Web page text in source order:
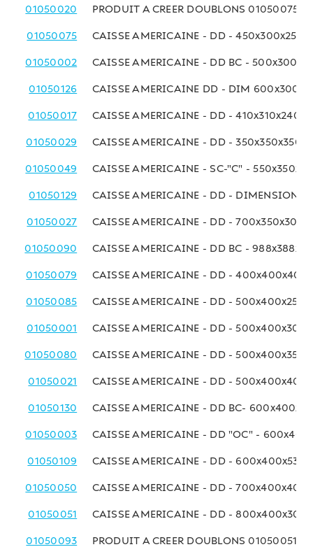
01050020 PRODUIT A CREER DOUBLONS 01050075
01050075 CAISSE AMERICAINE - DD - 450x300x250
01050002 CAISSE AMERICAINE - DD BC -
01050126 CAISSE AMERICAINE DD - DIM
01050017 CAISSE AMERICAINE - DD - 410x310x240
01050029 CAISSE AMERICAINE - DD - 350x350x350
01050049 CAISSE AMERICAINE - SC-"C" -
01050129 CAISSE AMERICAINE - DD - DIMENSIONS
01050027 CAISSE AMERICAINE - DD - 700x350x300
01050090 CAISSE AMERICAINE - DD BC -
01050079 CAISSE AMERICAINE - DD - 400x400x400
01050085 CAISSE AMERICAINE - DD - 500x400x250
01050001 CAISSE AMERICAINE - DD - 500x400x300
01050080 CAISSE AMERICAINE - DD - 500x400x350
01050021 CAISSE AMERICAINE - DD - 500x400x400
01050130 CAISSE AMERICAINE - DD BC-
01050003 CAISSE AMERICAINE - DD "OC" -
01050109 CAISSE AMERICAINE - DD - 600x400x530
01050050 CAISSE AMERICAINE - DD - 700x400x400
01050051 CAISSE AMERICAINE - DD - 800x400x300
01050093 PRODUIT A CREER DOUBLONS 01050051